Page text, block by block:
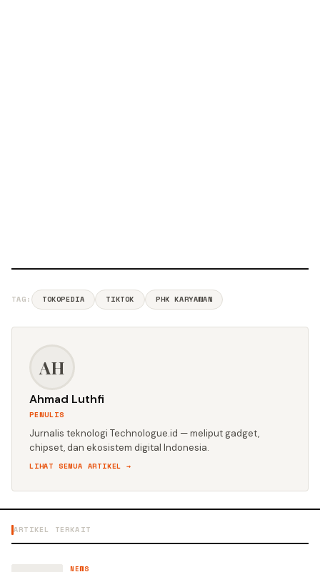
TAG: TOKOPEDIA TIKTOK PHK KARYAWAN
AH
Ahmad Luthfi
PENULIS
Jurnalis teknologi Technologue.id — meliput gadget,
chipset, dan ekosistem digital Indonesia.
LIHAT SEMUA ARTIKEL →
ARTIKEL TERKAIT
NEWS